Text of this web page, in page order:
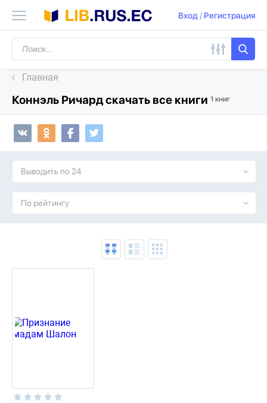
Вход/ Регистрация
Главная
Коннэль Ричард скачать все книги 1 книг
Выводить по 24
По рейтингу